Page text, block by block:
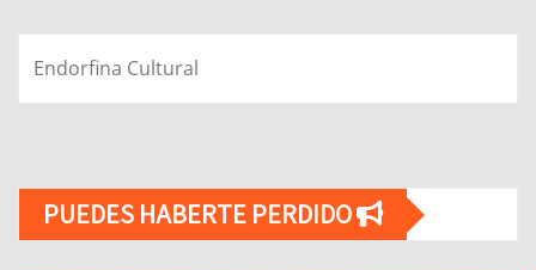
Endorfina Cultural
PUEDES HABERTE PERDIDO